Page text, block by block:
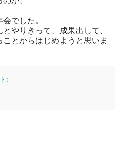
でした。
やりきって、成果出して、
とからはじめようと思いま
: